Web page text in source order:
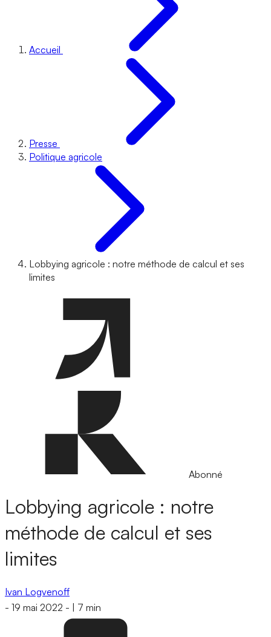
Accueil
Presse
Politique agricole
Lobbying agricole : notre méthode de calcul et ses
limites
Abonné
Lobbying agricole : notre
méthode de calcul et ses
limites
Ivan Logvenoff
- 19 mai 2022 - 7 min